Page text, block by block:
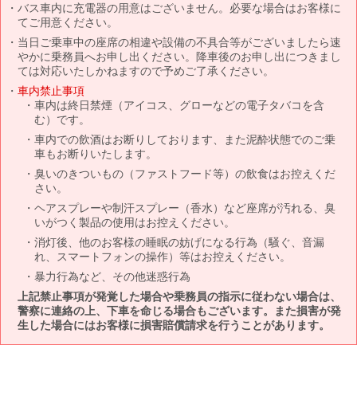
バス車内に充電器の用意はございません。必要な場合はお客様に
てご用意ください。
当日ご乗車中の座席の相違や設備の不具合等がございましたら速
やかに乗務員へお申し出ください。降車後のお申し出につきまし
ては対応いたしかねますので予めご了承ください。
車内禁止事項
車内は終日禁煙（アイコス、グローなどの電子タバコを含
む）です。
車内での飲酒はお断りしております、また泥酔状態でのご乗
車もお断りいたします。
臭いのきついもの（ファストフード等）の飲食はお控えくだ
さい。
ヘアスプレーや制汗スプレー（香水）など座席が汚れる、臭
いがつく製品の使用はお控えください。
消灯後、他のお客様の睡眠の妨げになる行為（騒ぐ、音漏
れ、スマートフォンの操作）等はお控えください。
暴力行為など、その他迷惑行為
上記禁止事項が発覚した場合や乗務員の指示に従わない場合は、
警察に連絡の上、下車を命じる場合もございます。また損害が発
生した場合にはお客様に損害賠償請求を行うことがあります。